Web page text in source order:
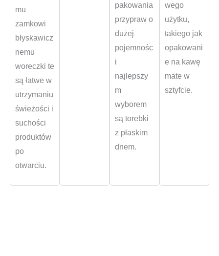
mu
zamkowi
błyskawicz
nemu
woreczki te
są łatwe w
utrzymaniu
świeżości i
suchości
produktów
po
otwarciu.
pakowania
przypraw o
dużej
pojemnośc
i
najlepszy
m
wyborem
są torebki
z płaskim
dnem.
wego
użytku,
takiego jak
opakowani
e na kawę
mate w
sztyfcie.